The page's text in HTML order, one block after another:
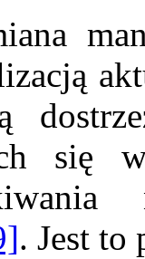
się
. Jest to